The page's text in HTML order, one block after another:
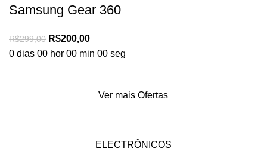
Samsung Gear 360
R$299,00 R$200,00
0 dias 00 hor 00 min 00 seg
Ver mais Ofertas
ELECTRÔNICOS